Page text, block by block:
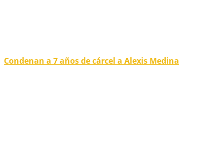
Condenan a 7 años de cárcel a Alexis Medina